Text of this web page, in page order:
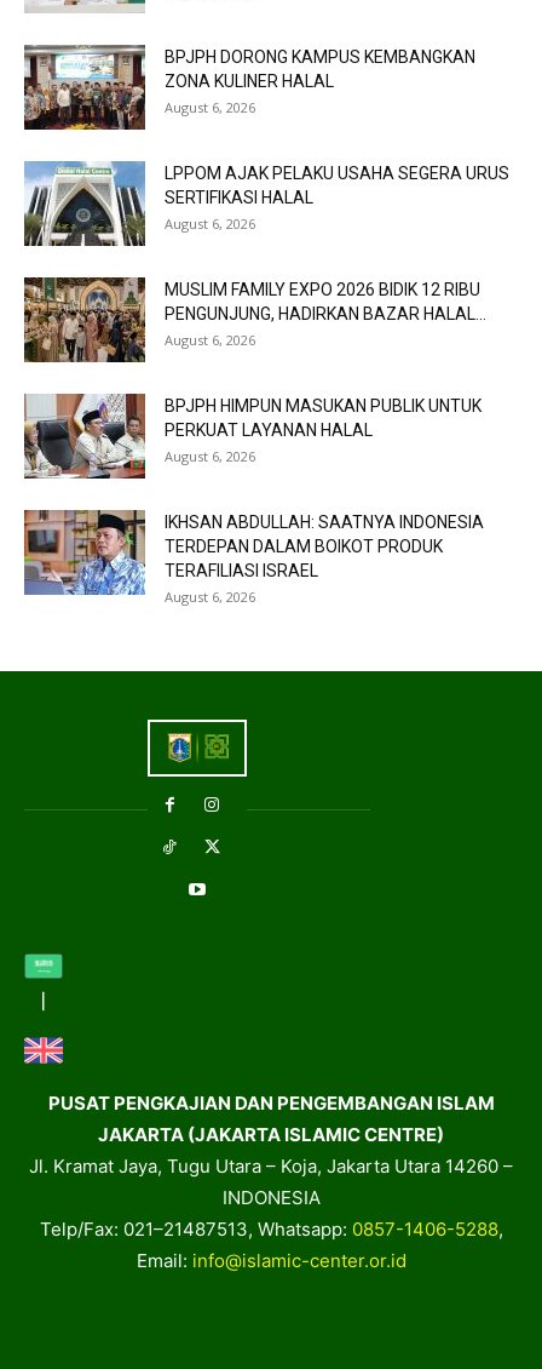
BPJPH DORONG KAMPUS KEMBANGKAN
ZONA KULINER HALAL
August 6, 2026
LPPOM AJAK PELAKU USAHA SEGERA URUS
SERTIFIKASI HALAL
August 6, 2026
MUSLIM FAMILY EXPO 2026 BIDIK 12 RIBU
PENGUNJUNG, HADIRKAN BAZAR HALAL...
August 6, 2026
BPJPH HIMPUN MASUKAN PUBLIK UNTUK
PERKUAT LAYANAN HALAL
August 6, 2026
IKHSAN ABDULLAH: SAATNYA INDONESIA
TERDEPAN DALAM BOIKOT PRODUK
TERAFILIASI ISRAEL
August 6, 2026
PUSAT PENGKAJIAN DAN PENGEMBANGAN ISLAM
JAKARTA (JAKARTA ISLAMIC CENTRE)
Jl. Kramat Jaya, Tugu Utara – Koja, Jakarta Utara 14260 –
INDONESIA
Telp/Fax: 021–21487513, Whatsapp: 0857-1406-5288,
Email: info@islamic-center.or.id